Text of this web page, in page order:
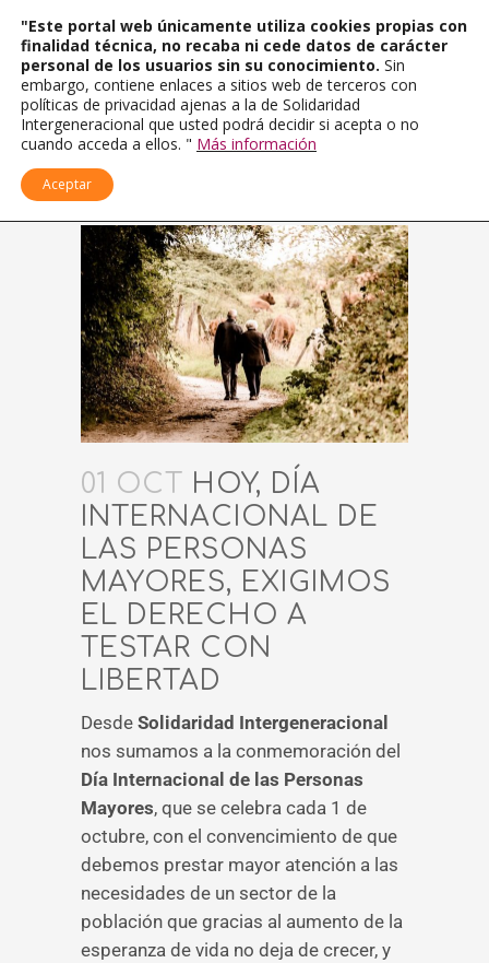
01 OCT
HOY, DÍA
INTERNACIONAL DE
LAS PERSONAS
MAYORES, EXIGIMOS
EL DERECHO A
TESTAR CON
LIBERTAD
Desde Solidaridad Intergeneracional
nos sumamos a la conmemoración del
Día Internacional de las Personas
Mayores, que se celebra cada 1 de
octubre, con el convencimiento de que
debemos prestar mayor atención a las
necesidades de un sector de la
población que gracias al aumento de la
esperanza de vida no deja de crecer, y
"Este portal web únicamente utiliza cookies propias con
finalidad técnica, no recaba ni cede datos de carácter
personal de los usuarios sin su conocimiento. Sin
embargo, contiene enlaces a sitios web de terceros con
políticas de privacidad ajenas a la de Solidaridad
Intergeneracional que usted podrá decidir si acepta o no
cuando acceda a ellos. " Más información
Aceptar